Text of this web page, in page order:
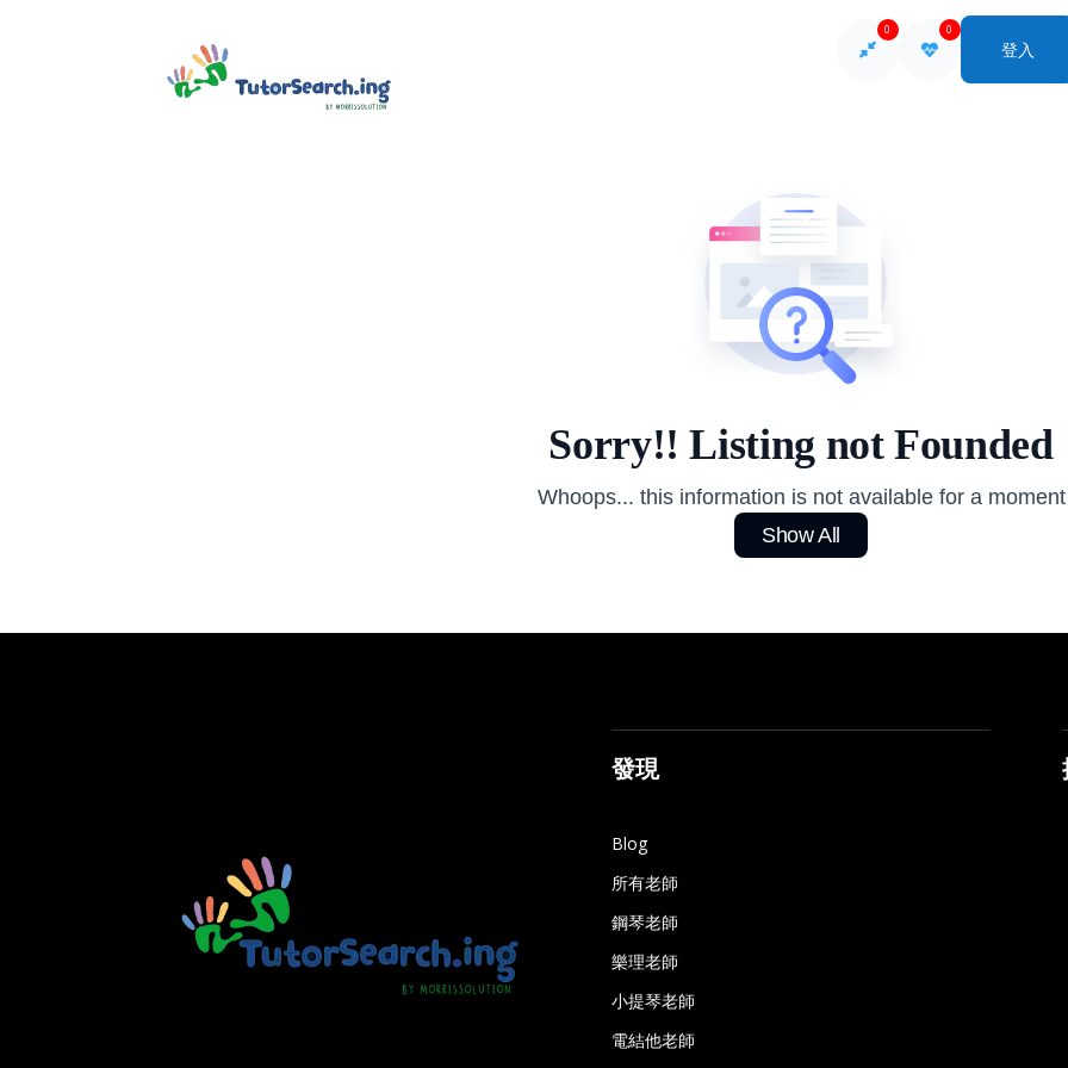
0 0
登入
Sorry!! Listing not Founded
Whoops... this information is not available for a moment
Show All
發現
Blog
所有老師
鋼琴老師
樂理老師
小提琴老師
電結他老師